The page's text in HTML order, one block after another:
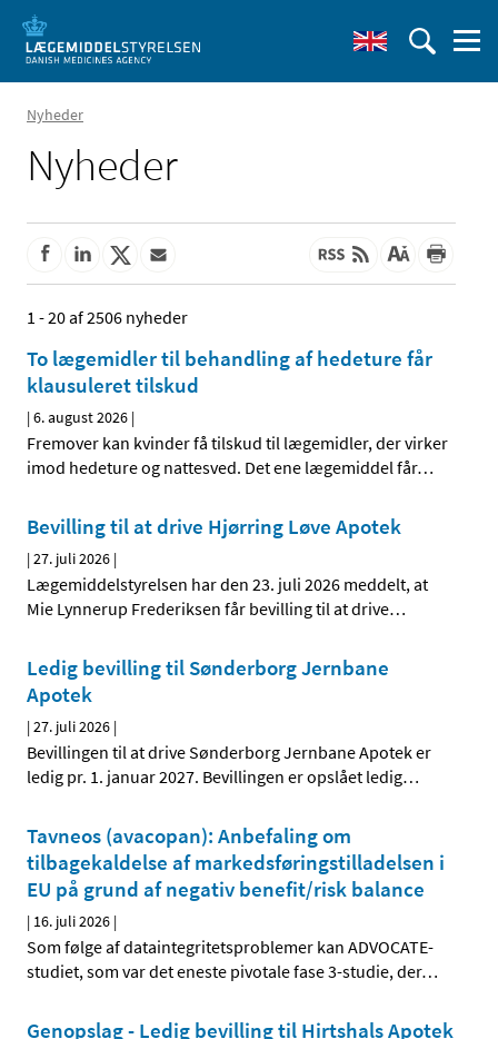
Nyheder
Nyheder
1 - 20 af 2506 nyheder
To lægemidler til behandling af hedeture får
klausuleret tilskud
|6. august 2026 |
Fremover kan kvinder få tilskud til lægemidler, der virker
imod hedeture og nattesved. Det ene lægemiddel får…
Bevilling til at drive Hjørring Løve Apotek
|27. juli 2026 |
Lægemiddelstyrelsen har den 23. juli 2026 meddelt, at
Mie Lynnerup Frederiksen får bevilling til at drive…
Ledig bevilling til Sønderborg Jernbane
Apotek
|27. juli 2026 |
Bevillingen til at drive Sønderborg Jernbane Apotek er
ledig pr. 1. januar 2027. Bevillingen er opslået ledig…
Tavneos (avacopan): Anbefaling om
tilbagekaldelse af markedsføringstilladelsen i
EU på grund af negativ benefit/risk balance
| 16. juli 2026 |
Som følge af dataintegritetsproblemer kan ADVOCATE-
studiet, som var det eneste pivotale fase 3-studie, der…
Genopslag - Ledig bevilling til Hirtshals Apotek